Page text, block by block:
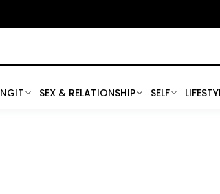
SEX & RELATIONSHIP SELF